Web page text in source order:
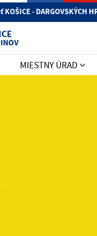
- DARGOVSKÝCH
MIESTNY ÚRAD